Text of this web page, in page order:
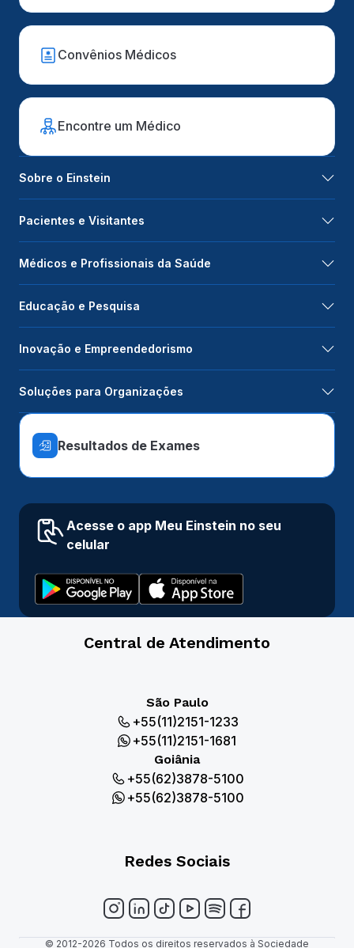
Convênios Médicos
Encontre um Médico
Sobre o Einstein
Pacientes e Visitantes
Médicos e Profissionais da Saúde
Educação e Pesquisa
Inovação e Empreendedorismo
Soluções para Organizações
Resultados de Exames
Acesse o app Meu Einstein no seu
celular
Central de Atendimento
São Paulo
+55(11)2151-1233
+55(11)2151-1681
Goiânia
+55(62)3878-5100
+55(62)3878-5100
Redes Sociais
© 2012-2026 Todos os direitos reservados à Sociedade